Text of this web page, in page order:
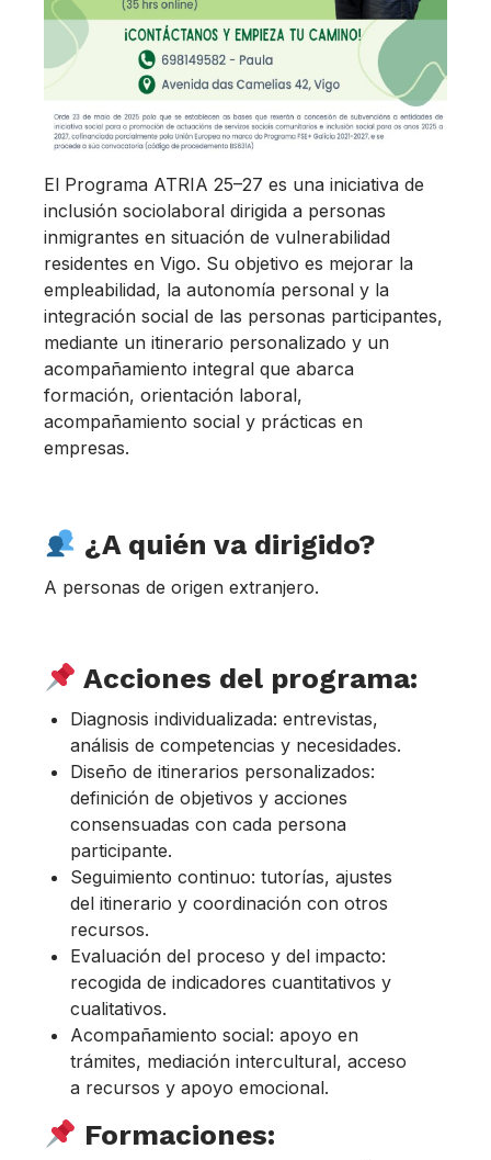
El Programa ATRIA 25–27 es una iniciativa de
inclusión sociolaboral dirigida a personas
inmigrantes en situación de vulnerabilidad
residentes en Vigo. Su objetivo es mejorar la
empleabilidad, la autonomía personal y la
integración social de las personas participantes,
mediante un itinerario personalizado y un
acompañamiento integral que abarca
formación, orientación laboral,
acompañamiento social y prácticas en
empresas.
¿A quién va dirigido?
A personas de origen extranjero.
Acciones del programa:
Diagnosis individualizada: entrevistas,
análisis de competencias y necesidades.
Diseño de itinerarios personalizados:
definición de objetivos y acciones
consensuadas con cada persona
participante.
Seguimiento continuo: tutorías, ajustes
del itinerario y coordinación con otros
recursos.
Evaluación del proceso y del impacto:
recogida de indicadores cuantitativos y
cualitativos.
Acompañamiento social: apoyo en
trámites, mediación intercultural, acceso
a recursos y apoyo emocional.
Formaciones: